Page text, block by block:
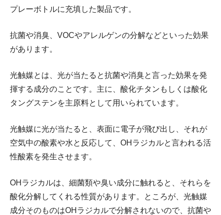
プレーボトルに充填した製品です。
抗菌や消臭、VOCやアレルゲンの分解などといった効果
があります。
光触媒とは、光が当たると抗菌や消臭と言った効果を発
揮する成分のことです。主に、酸化チタンもしくは酸化
タングステンを主原料として用いられています。
光触媒に光が当たると、表面に電子が飛び出し、それが
空気中の酸素や水と反応して、OHラジカルと言われる活
性酸素を発生させます。
OHラジカルは、細菌類や臭い成分に触れると、それらを
酸化分解してくれる性質があります。ところが、光触媒
成分そのものはOHラジカルで分解されないので、抗菌や